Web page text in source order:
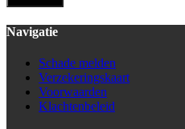
Navigatie
Schade melden
Verzekeringskaart
Voorwaarden
Klachtenbeleid